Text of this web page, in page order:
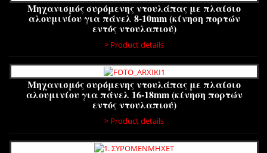
Μηχανισμός συρόμενης ντουλάπας με πλαίσιο
αλουμινίου για πάνελ 8-10mm (κίνηση πορτών
εντός ντουλαπιού)
> Product details
Μηχανισμός συρόμενης ντουλάπας με πλαίσιο
αλουμινίου για πάνελ 16-18mm (κίνηση πορτών
εντός ντουλαπιού)
> Product details